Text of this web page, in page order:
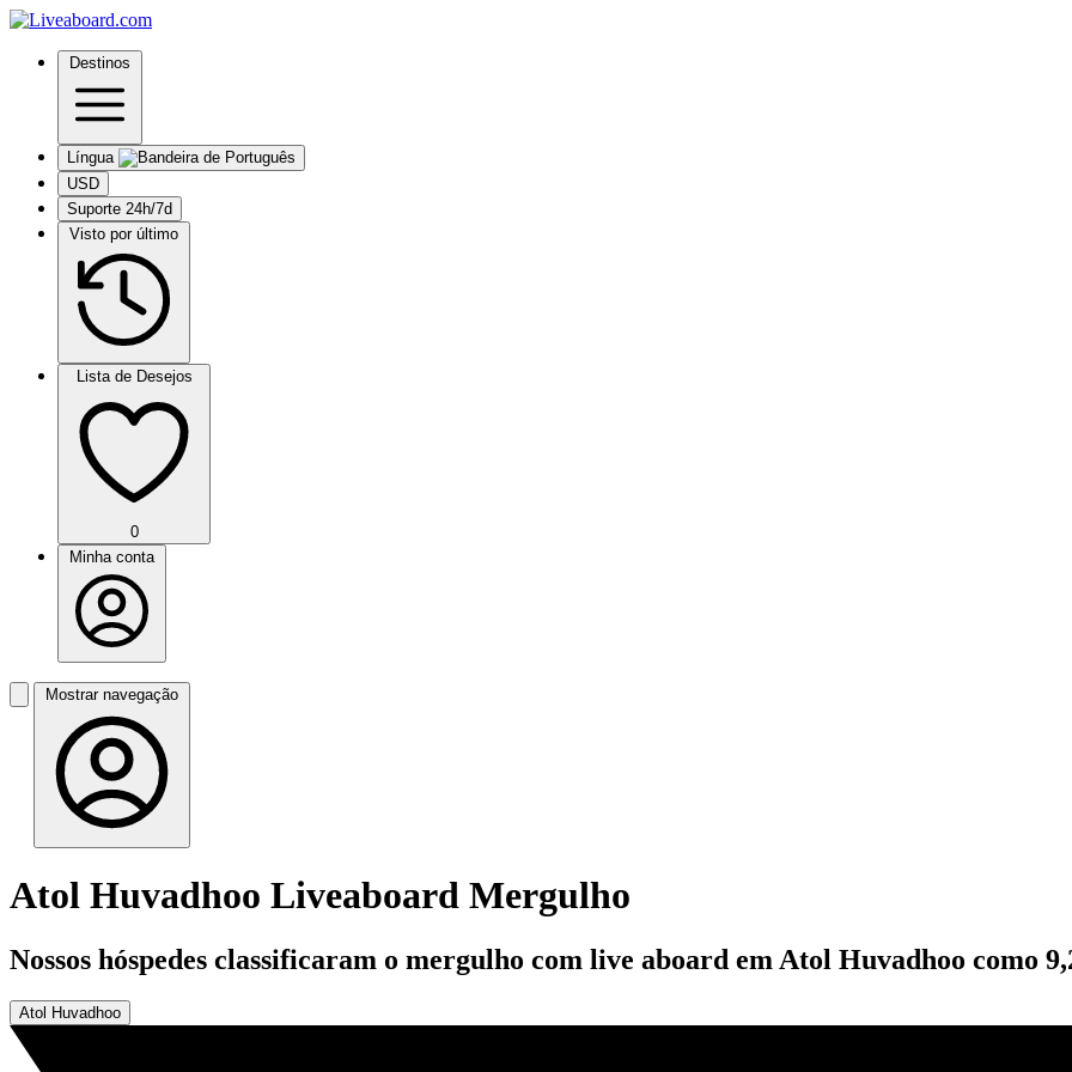
Destinos
Língua
USD
Suporte 24h/7d
Visto por último
Lista de Desejos
0
Minha conta
Mostrar navegação
Atol Huvadhoo Liveaboard Mergulho
Nossos hóspedes classificaram o mergulho com live aboard em Atol Huvadhoo como
Atol Huvadhoo